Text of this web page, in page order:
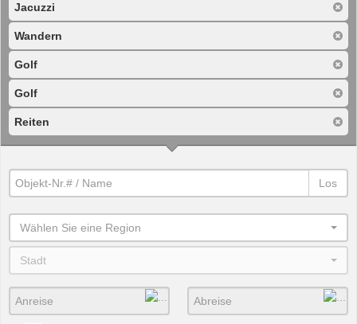
Jacuzzi
Wandern
Golf
Golf
Reiten
Los
Wählen Sie eine Region
Stadt